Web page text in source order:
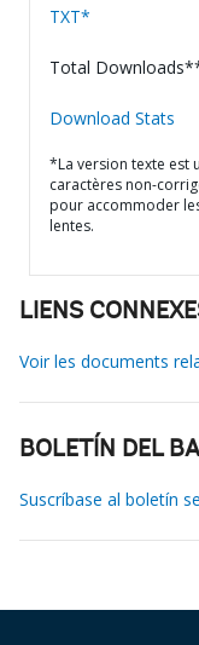
TXT*
Total
Download Stats
*La version texte est
caractères non-
pour accommoder
lentes.
LIENS
Voir les documents
BOLETÍN DEL
Suscríbase al boletín